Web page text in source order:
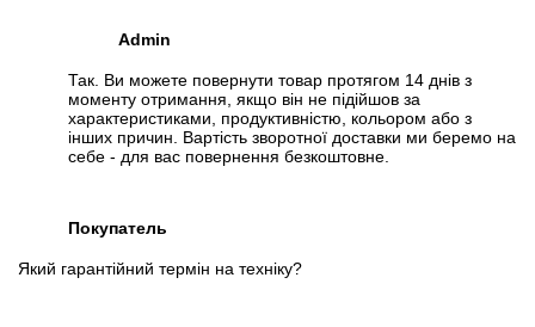
Admin
Так. Ви можете повернути товар протягом 14 днів з
моменту отримання, якщо він не підійшов за
характеристиками, продуктивністю, кольором або з
інших причин. Вартість зворотної доставки ми беремо на
себе - для вас повернення безкоштовне.
Покупатель
Який гарантійний термін на техніку?